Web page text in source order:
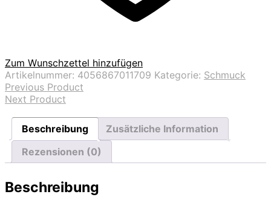
Zum Wunschzettel hinzufügen
Artikelnummer: 4056867011709 Kategorie: Schmuck
Previous Product
Next Product
Beschreibung
Zusätzliche Information
Rezensionen (0)
Beschreibung